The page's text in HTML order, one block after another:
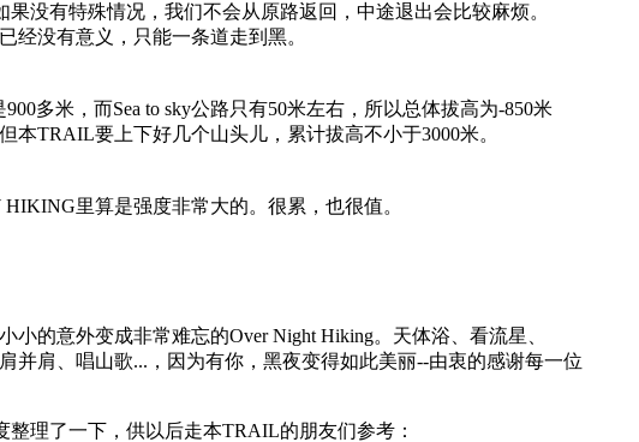
果没有特殊情况，我们不会从原路返回，中途退出会比较麻烦。
经没有意义，只能一条道走到黑。
多米，而Sea to sky公路只有50米左右，所以总体拔高为-850米
本TRAIL要上下好几个山头儿，累计拔高不小于3000米。
里算是强度非常大的。很累，也很值。
小的意外变成非常难忘的Over Night Hiking。天体浴、看流星、
并肩、唱山歌...，因为有你，黑夜变得如此美丽--由衷的感谢每一位
理了一下，供以后走本TRAIL的朋友们参考：